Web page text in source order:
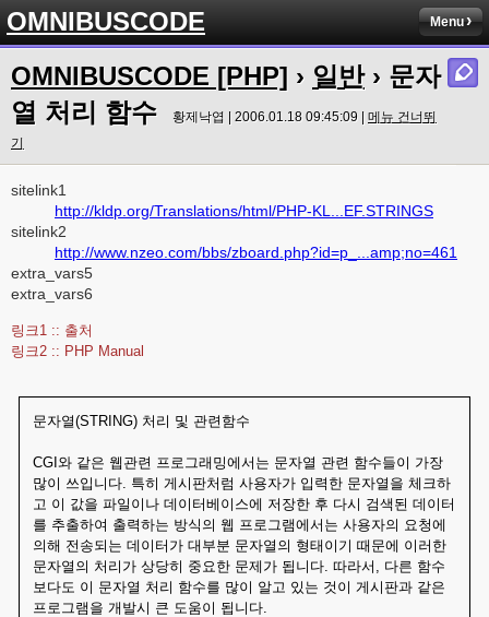
OMNIBUSCODE Menu
OMNIBUSCODE [PHP] › 일반› 문자
열 처리 함수
황제낙엽 | 2006.01.18 09:45:09 | 메뉴 건너뛰
기
sitelink1
http://kldp.org/Translations/html/PHP-KL...EF.STRINGS
sitelink2
http://www.nzeo.com/bbs/zboard.php?id=p_...amp;no=461
extra_vars5
extra_vars6
링크1 :: 출처
링크2 :: PHP Manual
문자열(STRING) 처리 및 관련함수
CGI와 같은 웹관련 프로그래밍에서는 문자열 관련 함수들이 가장
많이 쓰입니다. 특히 게시판처럼 사용자가 입력한 문자열을 체크하
고 이 값을 파일이나 데이터베이스에 저장한 후 다시 검색된 데이터
를 추출하여 출력하는 방식의 웹 프로그램에서는 사용자의 요청에
의해 전송되는 데이터가 대부분 문자열의 형태이기 때문에 이러한
문자열의 처리가 상당히 중요한 문제가 됩니다. 따라서, 다른 함수
보다도 이 문자열 처리 함수를 많이 알고 있는 것이 게시판과 같은
프로그램을 개발시 큰 도움이 됩니다.